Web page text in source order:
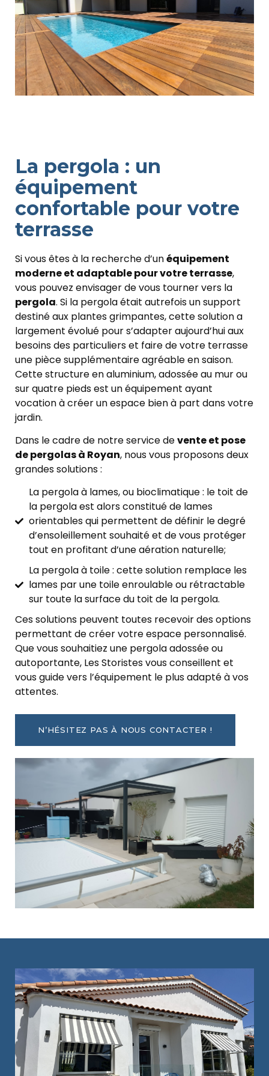
La pergola : un
équipement
confortable pour votre
terrasse
Si vous êtes à la recherche d’unéquipement
moderne et adaptable pour votre terrasse,
vous pouvez envisager de vous tourner vers la
pergola. Si la pergola était autrefois un support
destiné aux plantes grimpantes, cette solution a
largement évolué pour s’adapter aujourd’hui aux
besoins des particuliers et faire de votre terrasse
une pièce supplémentaire agréable en saison.
Cette structure en aluminium, adossée au mur ou
sur quatre pieds est un équipement ayant
vocation à créer un espace bien à part dans votre
jardin.
Dans le cadre de notre service devente et pose
de pergolas à Royan, nous vous proposons deux
grandes solutions :
La pergola à lames, ou bioclimatique : le toit de
la pergola est alors constitué de lames
orientables qui permettent de définir le degré
d’ensoleillement souhaité et de vous protéger
tout en profitant d’une aération naturelle;
La pergola à toile : cette solution remplace les
lames par une toile enroulable ou rétractable
sur toute la surface du toit de la pergola.
Ces solutions peuvent toutes recevoir des options
permettant de créer votre espace personnalisé.
Que vous souhaitiez une pergola adossée ou
autoportante, Les Storistes vous conseillent et
vous guide vers l’équipement le plus adapté à vos
attentes.
N’HÉSITEZ PAS À NOUS CONTACTER !